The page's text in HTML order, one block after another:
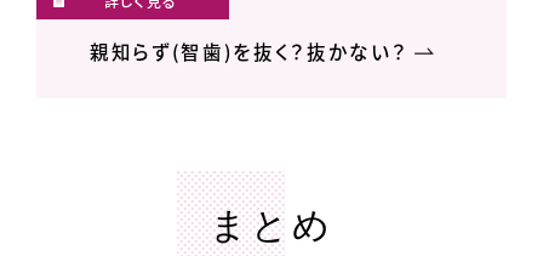
親知らず(智歯)を抜く？抜かない？
まとめ